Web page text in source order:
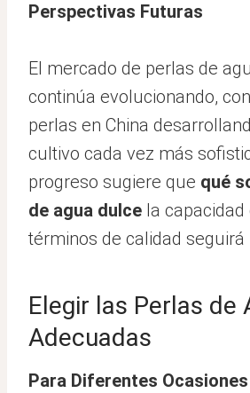
Perspectivas Futuras
El mercado de perlas de
continúa evolucionando,
perlas en China
cultivo cada vez más
progreso sugiere que qué
de agua dulce la
términos de calidad seguirá
Elegir las Perlas de
Adecuadas
Para Diferentes Ocasiones